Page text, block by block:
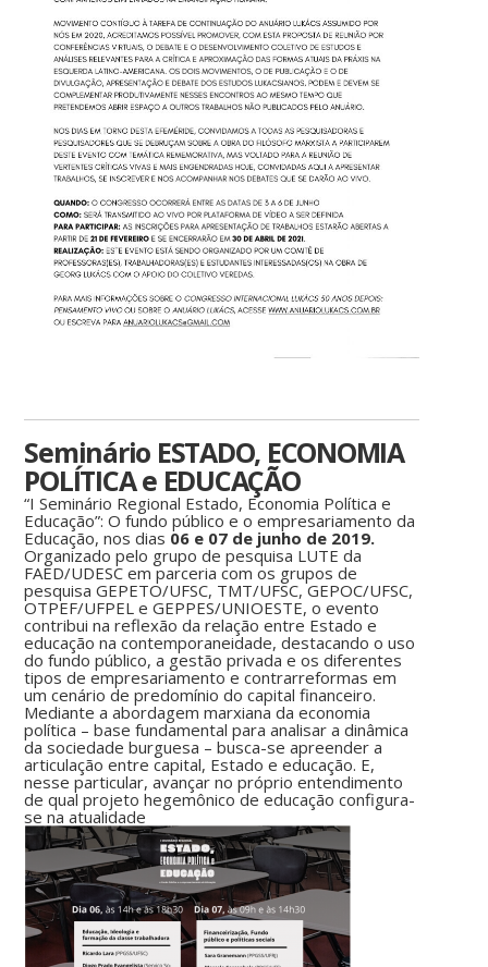
Seminário ESTADO, ECONOMIA
POLÍTICA e EDUCAÇÃO
“I Seminário Regional Estado, Economia Política e
Educação”: O fundo público e o empresariamento da
Educação, nos dias 06 e 07 de junho de 2019.
Organizado pelo grupo de pesquisa LUTE da
FAED/UDESC em parceria com os grupos de
pesquisa GEPETO/UFSC, TMT/UFSC, GEPOC/UFSC,
OTPEF/UFPEL e GEPPES/UNIOESTE, o evento
contribui na reflexão da relação entre Estado e
educação na contemporaneidade, destacando o uso
do fundo público, a gestão privada e os diferentes
tipos de empresariamento e contrarreformas em
um cenário de predomínio do capital financeiro.
Mediante a abordagem marxiana da economia
política – base fundamental para analisar a dinâmica
da sociedade burguesa – busca-se apreender a
articulação entre capital, Estado e educação. E,
nesse particular, avançar no próprio entendimento
de qual projeto hegemônico de educação configura-
se na atualidade